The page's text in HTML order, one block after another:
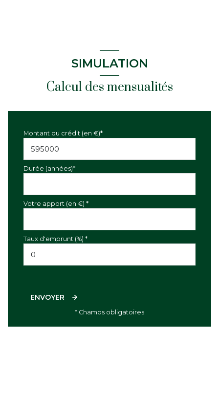
SIMULATION
Calcul des mensualités
Montant du crédit (en €)*
Durée (années)*
Votre apport (en €) *
Taux d'emprunt (%) *
ENVOYER
* Champs obligatoires